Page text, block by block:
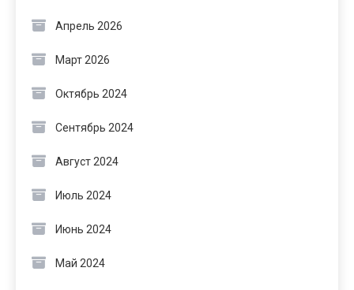
Апрель 2026
Март 2026
Октябрь 2024
Сентябрь 2024
Август 2024
Июль 2024
Июнь 2024
Май 2024